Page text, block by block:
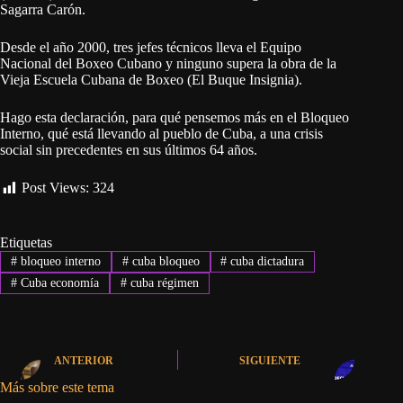
Sagarra Carón.
Desde el año 2000, tres jefes técnicos lleva el Equipo
Nacional del Boxeo Cubano y ninguno supera la obra de la
Vieja Escuela Cubana de Boxeo (El Buque Insignia).
Hago esta declaración, para qué pensemos más en el Bloqueo
Interno, qué está llevando al pueblo de Cuba, a una crisis
social sin precedentes en sus últimos 64 años.
Post Views: 324
Etiquetas
#bloqueo interno #cuba bloqueo # cuba dictadura
#Cuba economía #cuba régimen
ANTERIOR SIGUIENTE
Más sobre este tema